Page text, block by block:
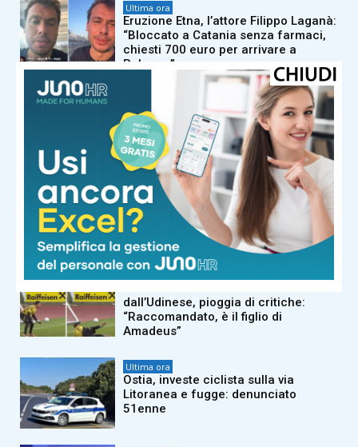
Ultima ora
Eruzione Etna, l’attore Filippo Laganà:
“Bloccato a Catania senza farmaci,
chiesti 700 euro per arrivare a
Palermo”
Joe Biden, il figlio Hunter rivela: “Il
cancro di mio padre si è diffuso alle
ossa, è molto doloroso”
Ultima ora
MotoGp, Martin domina gara sprint a
Silverstone: ordine di arrivo e come
cambia classifica piloti
dall’Udinese, pioggia di critiche:
“Raccomandato, è il figlio di
Amadeus”
Ultima ora
Ostia, investe ciclista sulla via
Litoranea e fugge: denunciato
51enne